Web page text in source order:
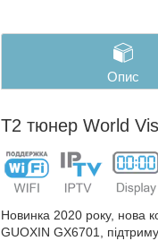
Опис
T2 тюнер World
Новинка 2020 року, нова
GUOXIN GX6701,